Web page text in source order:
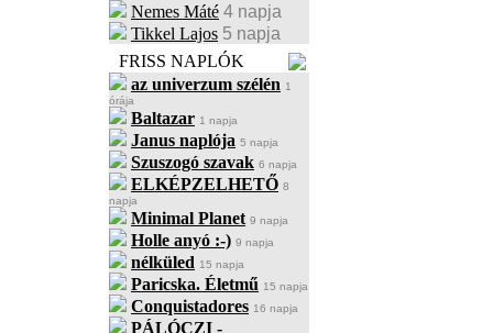
Nemes Máté 4 napja
Tikkel Lajos 5 napja
FRISS NAPLÓK
az univerzum szélén 1
órája
Baltazar 1 napja
Janus naplója 5 napja
Szuszogó szavak 6 napja
ELKÉPZELHETŐ 8
napja
Minimal Planet 9 napja
Holle anyó :-) 9 napja
nélküled 15 napja
Paricska. Életmű 15 napja
Conquistadores 16 napja
PÁLÓCZI -